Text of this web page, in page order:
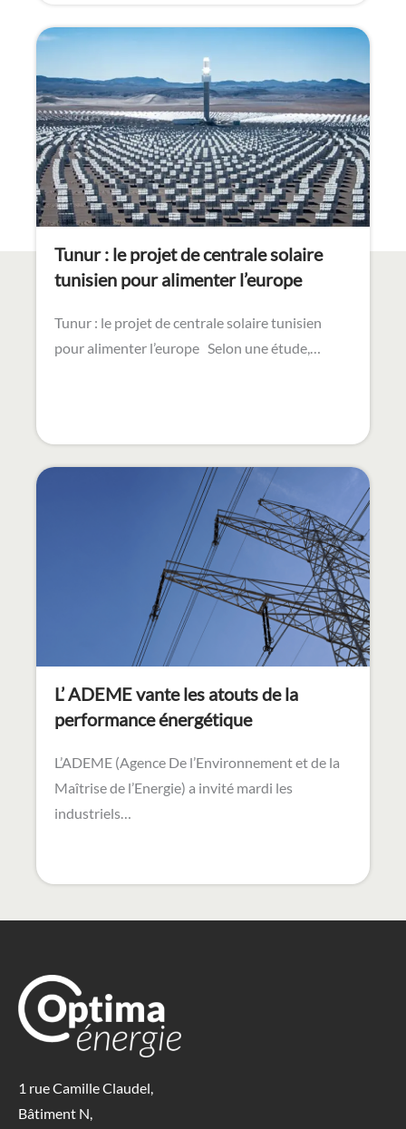
Tunur : le projet de centrale solaire
tunisien pour alimenter l’europe
Tunur : le projet de centrale solaire tunisien
pour alimenter l’europe Selon une étude,…
L’ ADEME vante les atouts de la
performance énergétique
L’ADEME (Agence De l’Environnement et de la
Maîtrise de l’Energie) a invité mardi les
industriels…
1 rue Camille Claudel,
Bâtiment N,